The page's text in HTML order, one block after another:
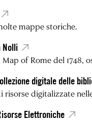
mappe storiche.
Nolli
of Rome del 1748,
digitale delle
risorse digitalizzate
Elettroniche